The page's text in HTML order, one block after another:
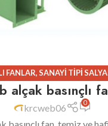
FANLAR,SANAYI TIPI
alçak basınçlı
krcweb06 0